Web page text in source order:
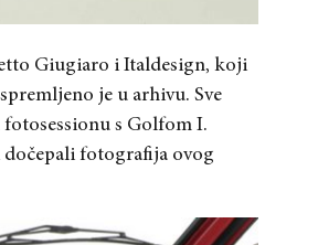
Giugiaro i Italdesign, koji
je u arhivu. Sve
s Golfom I.
dočepali fotografija ovog